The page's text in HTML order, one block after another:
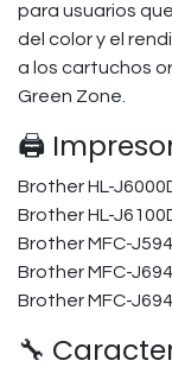
para usuarios
del color y el
a los cartuchos
Green Zone.
🖨️
Brother HL-
Brother HL-
Brother MFC-
Brother MFC-
Brother MFC-
🔧